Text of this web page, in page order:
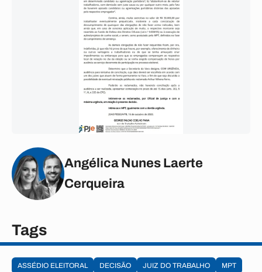
Angélica Nunes Laerte
Cerqueira
Tags
ASSÉDIO ELEITORAL DECISÃO JUIZ DO TRABALHO
MPT